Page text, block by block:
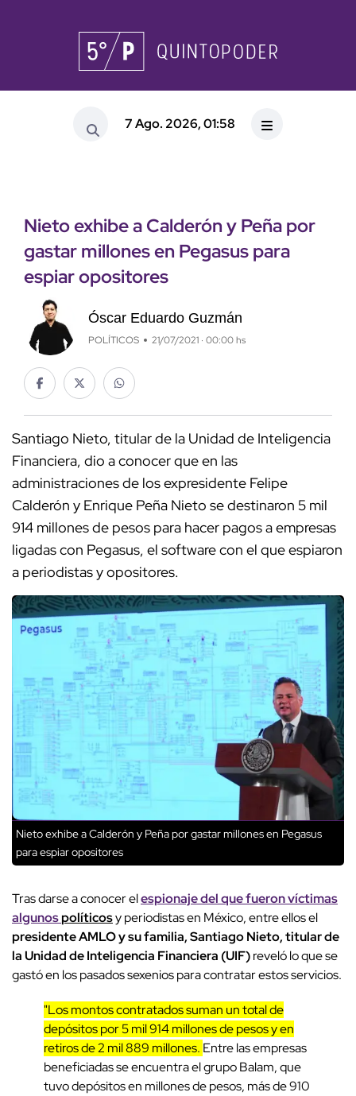
7 Ago. 2026, 01:58
Nieto exhibe a Calderón y Peña por
gastar millones en Pegasus para
espiar opositores
Óscar Eduardo Guzmán
POLÍTICOS 21/07/2021 · 00:00 hs
Santiago Nieto, titular de la Unidad de Inteligencia
Financiera, dio a conocer que en las
administraciones de los expresidente Felipe
Calderón y Enrique Peña Nieto se destinaron 5 mil
914 millones de pesos para hacer pagos a empresas
ligadas con Pegasus, el software con el que espiaron
a periodistas y opositores.
Nieto exhibe a Calderón y Peña por gastar millones en Pegasus
para espiar opositores
Tras darse a conocer elespionaje del que fueron víctimas
algunospolíticosy periodistas en México, entre ellos el
presidente AMLO y su familia,Santiago Nieto, titular de
la Unidad de Inteligencia Financiera (UIF)reveló lo que se
gastó en los pasados sexenios para contratar estos servicios.
"Los montos contratados suman un total de
depósitos por 5 mil 914 millones de pesos y en
retiros de 2 mil 889 millones. Entre las empresas
beneficiadas se encuentra el grupo Balam, que
tuvo depósitos en millones de pesos, más de 910